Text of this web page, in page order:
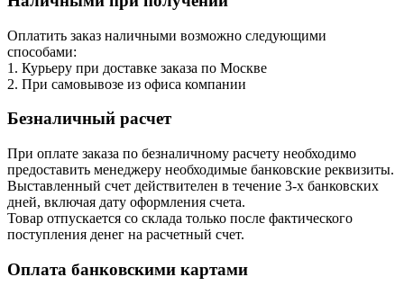
Оплатить заказ наличными возможно следующими
способами:
1. Курьеру при доставке заказа по Москве
2. При самовывозе из офиса компании
Безналичный расчет
При оплате заказа по безналичному расчету необходимо
предоставить менеджеру необходимые банковские реквизиты.
Выставленный счет действителен в течение 3-х банковских
дней, включая дату оформления cчета.
Товар отпускается со склада только после фактического
поступления денег на расчетный счет.
Оплата банковскими картами